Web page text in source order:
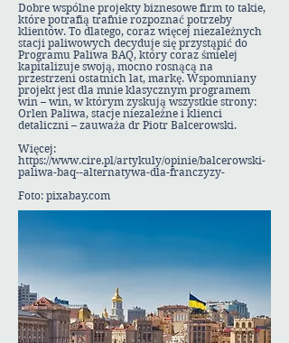
Dobre wspólne projekty biznesowe firm to takie,
które potrafią trafnie rozpoznać potrzeby
klientów. To dlatego, coraz więcej niezależnych
stacji paliwowych decyduje się przystąpić do
Programu Paliwa BAQ, który coraz śmielej
kapitalizuje swoją, mocno rosnącą na
przestrzeni ostatnich lat, markę. Wspomniany
projekt jest dla mnie klasycznym programem
win – win, w którym zyskują wszystkie strony:
Orlen Paliwa, stacje niezależne i klienci
detaliczni – zauważa dr Piotr Balcerowski.
Więcej:
https://www.cire.pl/artykuly/opinie/balcerowski-
paliwa-baq--alternatywa-dla-franczyzy-
Foto: pixabay.com